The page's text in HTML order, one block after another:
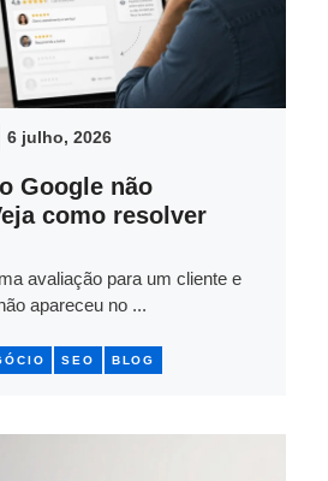
6 julho, 2026
Google não
como resolver
avaliação para um cliente e
apareceu no ...
SEO BLOG